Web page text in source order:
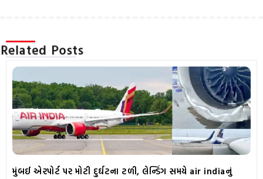
Posts
મુંબઈ એરપોર્ટ પર મોટી દુર્ઘટના ટળી, લેન્ડિંગ સમયે air indiaનું